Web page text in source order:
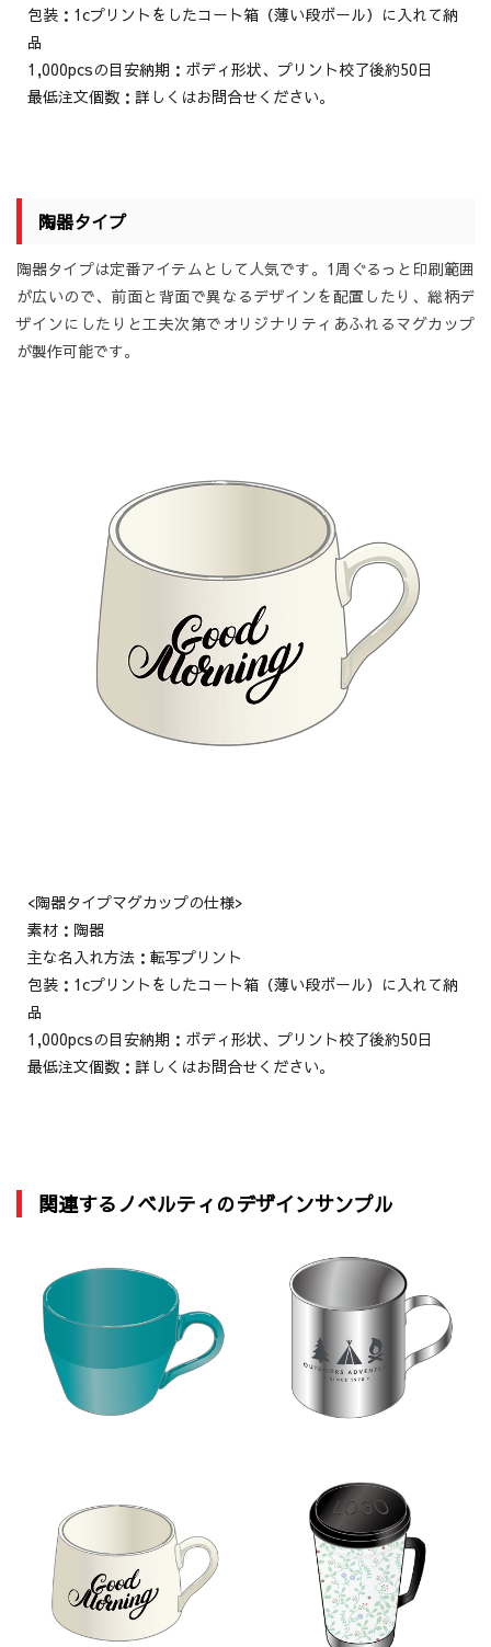
包装：1cプリントをしたコート箱（薄い段ボール）に入れて納
品
1,000pcsの目安納期：ボディ形状、プリント校了後約50日
最低注文個数：詳しくはお問合せください。
陶器タイプ
陶器タイプは定番アイテムとして人気です。1周ぐるっと印刷範囲
が広いので、前面と背面で異なるデザインを配置したり、総柄デ
ザインにしたりと工夫次第でオリジナリティあふれるマグカップ
が製作可能です。
<陶器タイプマグカップの仕様>
素材：陶器
主な名入れ方法：転写プリント
包装：1cプリントをしたコート箱（薄い段ボール）に入れて納
品
1,000pcsの目安納期：ボディ形状、プリント校了後約50日
最低注文個数：詳しくはお問合せください。
関連するノベルティのデザインサンプル